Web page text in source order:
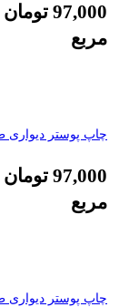
97,000 تومان
مربع
چاپ پوستر دیواری
97,000 تومان
مربع
چاپ پوستر دیواری